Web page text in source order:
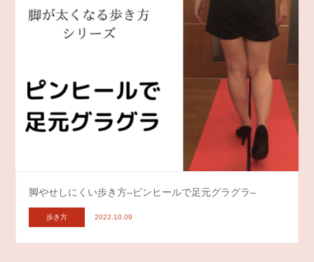
脚やせしにくい歩き方–ピンヒールで足元グラグラ–
歩き方 2022.10.09